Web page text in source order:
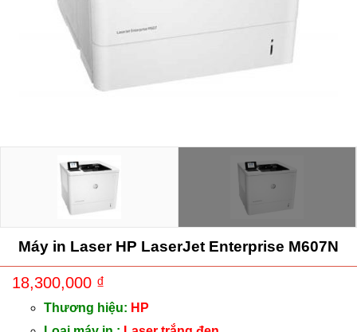
Máy in Laser HP LaserJet Enterprise M607N
18,300,000 ₫
Thương hiệu: HP